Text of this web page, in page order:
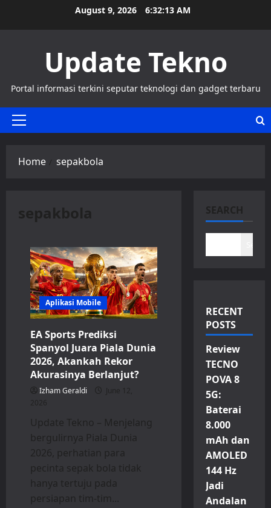
August 9, 2026 6:32:14 AM
Update Tekno
Portal informasi terkini seputar teknologi dan gadget terbaru
Primary
Home sepakbola
sepakbola
Aplikasi Mobile
EA Sports Prediksi
Spanyol Juara Piala Dunia
2026, Akankah Rekor
Akurasinya Berlanjut?
Izham Geraldi
June 12,
2026
Update Tekno – Menjelang
bergulirnya Piala Dunia
2026, perhatian para
pecinta sepak bola tidak
hanya tertuju pada
persiapan tim-tim...
SEARCH
RECENT
POSTS
Review
TECNO
POVA 8
5G:
Baterai
8.000
mAh dan
AMOLED
144 Hz
Jadi
Andalan